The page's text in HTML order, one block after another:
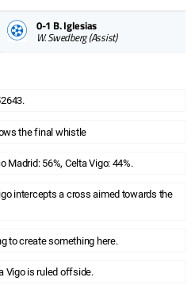
0-1 B. Iglesias
W. Swedberg(Assist)
the final whistle
Madrid: 56%, Celta Vigo: 44%.
intercepts a cross aimed towards the
to create something here.
Vigo is ruled offside.